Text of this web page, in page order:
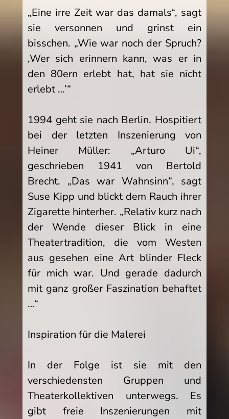
„Eine irre Zeit war das damals“, sagt
sie versonnen und grinst ein
bisschen. „Wie war noch der Spruch?
‚Wer sich erinnern kann, was er in
den 80ern erlebt hat, hat sie nicht
erlebt …’“
1994 geht sie nach Berlin. Hospitiert
bei der letzten Inszenierung von
Heiner Müller: „Arturo Ui“,
geschrieben 1941 von Bertold
Brecht. „Das war Wahnsinn“, sagt
Suse Kipp und blickt dem Rauch ihrer
Zigarette hinterher. „Relativ kurz nach
der Wende dieser Blick in eine
Theatertradition, die vom Westen
aus gesehen eine Art blinder Fleck
für mich war. Und gerade dadurch
mit ganz großer Faszination behaftet
…“
Inspiration für die Malerei
In der Folge ist sie mit den
verschiedensten Gruppen und
Theaterkollektiven unterwegs. Es
gibt freie Inszenierungen mit